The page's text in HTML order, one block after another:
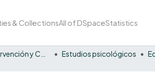
& CollectionsAll of DSpaceStatistics
Estudios psicológicos